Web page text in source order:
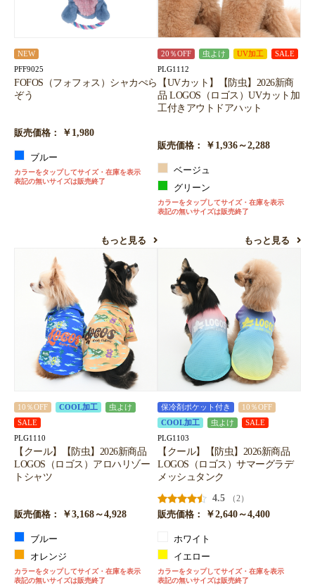
NEW
PFF9025
FOFOS（フォフォス）シャカぺら
ぞう
販売価格： ￥1,980
ブルー
カラーをタップしてサイズ・在庫を表示
表記の無いサイズは販売終了
もっと見る
20％OFF 虫よけ UV加工 SALE
PLG1112
【UVカット】【防虫】2026新商
品 LOGOS（ロゴス）UVカット加
工付きアウトドアハット
販売価格： ￥1,936～2,288
ベージュ
グリーン
カラーをタップしてサイズ・在庫を表示
表記の無いサイズは販売終了
もっと見る
10％OFF COOL加工
虫よけ
SALE
PLG1110
【クール】【防虫】2026新商品
LOGOS（ロゴス）アロハリゾー
トシャツ
販売価格： ￥3,168～4,928
ブルー
オレンジ
カラーをタップしてサイズ・在庫を表示
表記の無いサイズは販売終了
保冷剤ポケット付き
10％OFF
COOL加工
虫よけ SALE
PLG1103
【クール】【防虫】2026新商品
LOGOS（ロゴス）サマーグラデ
メッシュタンク
4.5
（2）
販売価格：
￥2,640～4,400
ホワイト
イエロー
カラーをタップしてサイズ・在庫を表示
表記の無いサイズは販売終了